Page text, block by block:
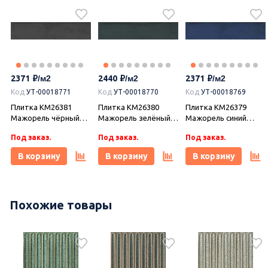
2371
Код УТ-00018771
Плитка KM26381
Мажорель чёрный
Kerama Marazzi
(Керама Марацци)
Под заказ.
В корзину
2440
Код УТ-00018770
Плитка KM26380
Мажорель зелёный
6x28,5x1, Kerama
Marazzi (Керама
Марацци)
Под заказ.
В корзину
2371
Код УТ-00018769
Плитка KM26379
Мажорель синий
6x28,5x1, Kerama
Marazzi (Керама
Марацци)
Под заказ.
В корзину
2649
Керамогранит
DD841590R Про
2726
УТ-00017374
Керамогранит
2170
Коллекция
Похожие товары